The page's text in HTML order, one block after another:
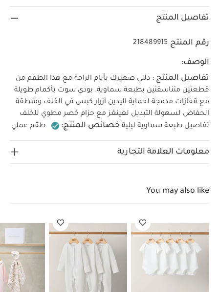
تفاصيل المنتج
رقم المنتج 218489915
الوصف:
تفاصيل المنتج : دللي صغيرك بأيام الراحة مع هذا الطقم من
قطعتين متناسقتين بطبعة سماوية. بودي سوت بأكمام طويلة
مع قفازات مدمجة لحماية اليدين أزرار كبس في الخلف ومنطقة
الحفاض لسهولة التبديل لغينغز مع حزام خصر مطوي للخلف
تفاصيل طبعة سماوية ليلية خصائص المنتج:
طقم عملي
مكون من قطعتين
مزين بطبعة سماوية ساحرة
قفازات
مدمجة وأزرار كبس لتسهيل التبديل< /li>
100%
قطن تعليمات العناية/الإرشادات:
تنظيف على 40
بالمجفف
يُكوى على البارد
أيضاً:طقم ألبسة قطعة واحدة بأكمام قصيرة قماش عضوي بلون
أبيض - 5 قطع
طقم بيجاما قطعة واحدة عضوية بلون أبيض - 3 قطع
مجموعة هدايا أهلاً بالعالم – وردية
رومبر مارل قصير
فستان فلاور
معلومات العلامة التجارية
You may also like